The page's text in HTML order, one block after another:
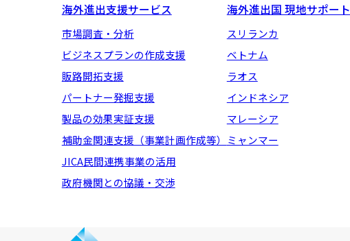
海外進出支援サービス
市場調査・分析
ビジネスプランの作成支援
販路開拓支援
パートナー発掘支援
製品の効果実証支援
補助金関連支援（事業計画作成等）
JICA民間連携事業の活用
政府機関との協議・交渉
海外進出国 現地サポート
スリランカ
ベトナム
ラオス
インドネシア
マレーシア
ミャンマー